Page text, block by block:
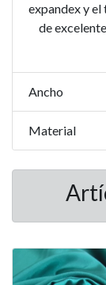
expandex y
de
Ancho
Material